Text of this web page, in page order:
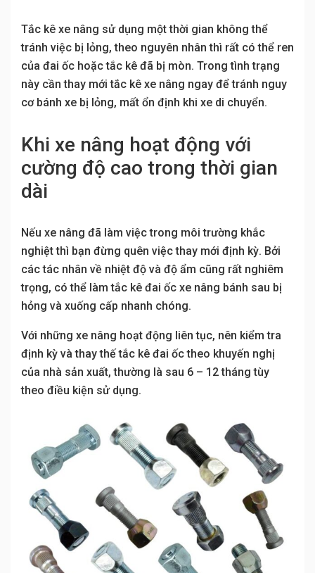
Tắc kê xe nâng sử dụng một thời gian không thể
tránh việc bị lỏng, theo nguyên nhân thì rất có thể ren
của đai ốc hoặc tắc kê đã bị mòn. Trong tình trạng
này cần thay mới tắc kê xe nâng ngay để tránh nguy
cơ bánh xe bị lỏng, mất ổn định khi xe di chuyển.
Khi xe nâng hoạt động với
cường độ cao trong thời gian
dài
Nếu xe nâng đã làm việc trong môi trường khắc
nghiệt thì bạn đừng quên việc thay mới định kỳ. Bởi
các tác nhân về nhiệt độ và độ ẩm cũng rất nghiêm
trọng, có thể làm tắc kê đai ốc xe nâng bánh sau bị
hỏng và xuống cấp nhanh chóng.
Với những xe nâng hoạt động liên tục, nên kiểm tra
định kỳ và thay thế tắc kê đai ốc theo khuyến nghị
của nhà sản xuất, thường là sau 6 – 12 tháng tùy
theo điều kiện sử dụng.